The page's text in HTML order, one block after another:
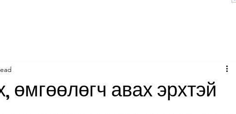
өмгөөлөгч авах эрхтэй